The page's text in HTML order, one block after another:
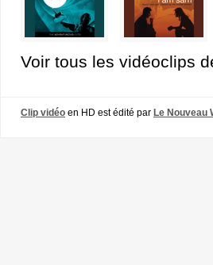
Voir tous les vidéoclips
Clip vidéo en HD est édité par Le Nouveau